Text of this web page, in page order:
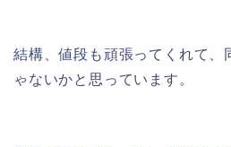
結構、値段も頑張ってくれて、
ゃないかと思っています。